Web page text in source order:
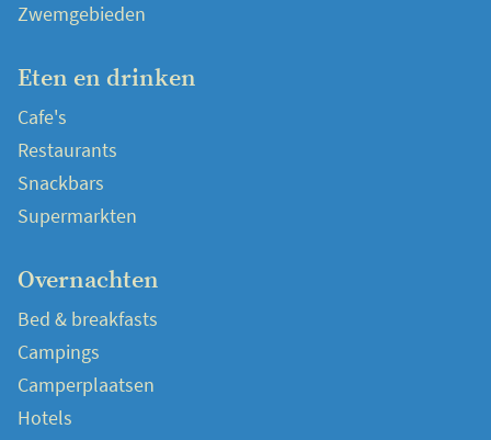
Zwemgebieden
Eten en drinken
Cafe's
Restaurants
Snackbars
Supermarkten
Overnachten
Bed & breakfasts
Campings
Camperplaatsen
Hotels